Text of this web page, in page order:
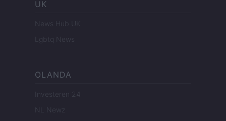
UK
News Hub UK
Lgbtq News
OLANDA
Investeren 24
NL Newz